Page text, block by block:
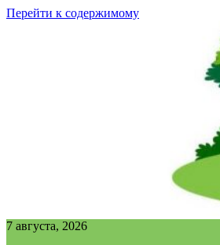
Перейти к содержимому
7 августа, 2026